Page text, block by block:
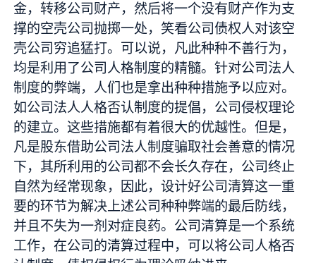
金，转移公司财产，然后将一个没有财产作为支
撑的空壳公司抛掷一处，笑看公司债权人对该空
壳公司穷追猛打。可以说，凡此种种不善行为，
均是利用了公司人格制度的精髓。针对公司法人
制度的弊端，人们也是拿出种种措施予以应对。
如公司法人人格否认制度的提倡，公司侵权理论
的建立。这些措施都有着很大的优越性。但是，
凡是股东借助公司法人制度骗取社会善意的情况
下，其所利用的公司都不会长久存在，公司终止
自然为经常现象，因此，设计好公司清算这一重
要的环节为解决上述公司种种弊端的最后防线，
并且不失为一剂对症良药。公司清算是一个系统
工作，在公司的清算过程中，可以将公司人格否